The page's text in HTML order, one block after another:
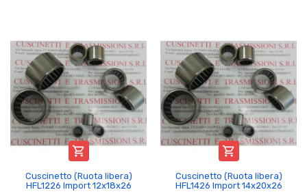

Cuscinetto (Ruota libera)
HFL1226 Import 12x18x26

Cuscinetto (Ruota libera)
HFL1426 Import 14x20x26